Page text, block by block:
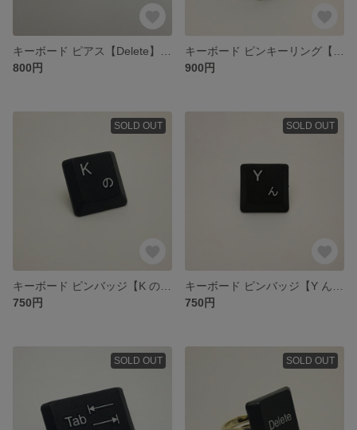
800円
900円
SOLD OUT
750円
SOLD OUT
750円
SOLD OUT SOLD OUT